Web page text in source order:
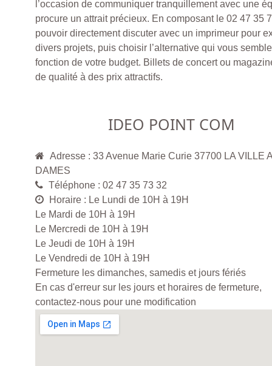
l’occasion de communiquer tranquillement avec une
procure un attrait précieux. En composant le 02 47 35
pouvoir directement discuter avec un imprimeur pour
divers projets, puis choisir l’alternative qui vous
fonction de votre budget. Billets de concert ou
de qualité à des prix attractifs.
IDEO POINT COM
Adresse : 33 Avenue Marie Curie 37700 LA VILLE
DAMES
Téléphone : 02 47 35 73 32
Horaire : Le Lundi de 10H à 19H
Le Mardi de 10H à 19H
Le Mercredi de 10H à 19H
Le Jeudi de 10H à 19H
Le Vendredi de 10H à 19H
Fermeture les dimanches, samedis et jours fériés
En cas d'erreur sur les jours et horaires de fermeture,
contactez-nous pour une modification